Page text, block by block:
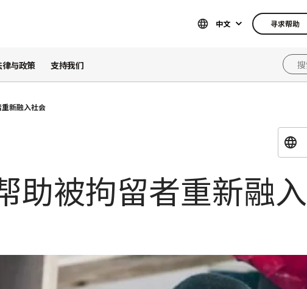
中文 寻求帮助
律与政策 支持我们
新融入社会
助被拘留者重新融